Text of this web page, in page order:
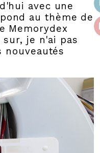
avec une
au thème de
Memorydex
je n'ai pas